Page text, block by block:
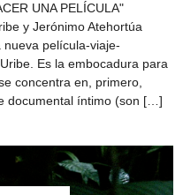
UNA PELÍCULA"
y Jerónimo Atehortúa
película-viaje-
Es la embocadura para
concentra en, primero,
documental íntimo (son […]